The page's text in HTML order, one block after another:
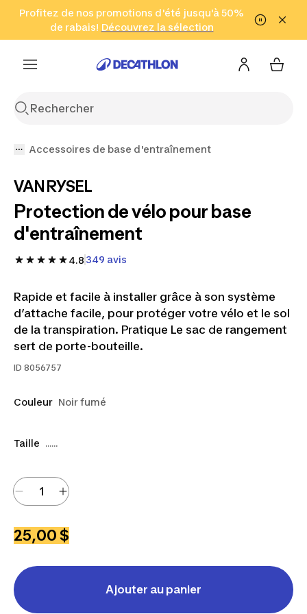
Aller à la recherche Aller au contenu Aller au pied de
Profitez de nos promotions d'été jusqu'à 50%
de rabais! Découvrez la sélection
Cliquez ici
en seulement 2 h!
(Zones sélectionnées)
Accessoires de base d'entraînement
VAN RYSEL
Protection de vélo pour base
d'entraînement
4.8 349 avis
Rapide et facile à installer grâce à son système
d’attache facile, pour protéger votre vélo et le sol
de la transpiration. Pratique Le sac de rangement
sert de porte-bouteille.
ID 8056757
Couleur Noir fumé
Taille ......
25,00 $
Ajouter au panier